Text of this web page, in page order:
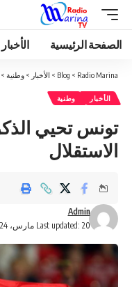
الصفحة الرئيسية الأخبار
Radio Marina
>
Blog
> الأخبار > وطنية >
الأخبار وطنية
الاستقلال
Last updated: 20 مارس، 2024 10:04 ص
Admin